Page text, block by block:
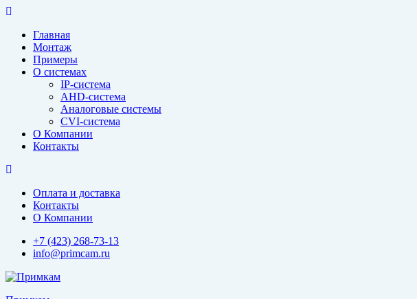
Перейти
содержимому
Главная
Монтаж
Примеры
О системах
IP-система
AHD-система
Аналоговые системы
CVI-система
О Компании
Контакты
Оплата и доставка
Контакты
О Компании
+7 (423) 268-73-13
info@primcam.ru